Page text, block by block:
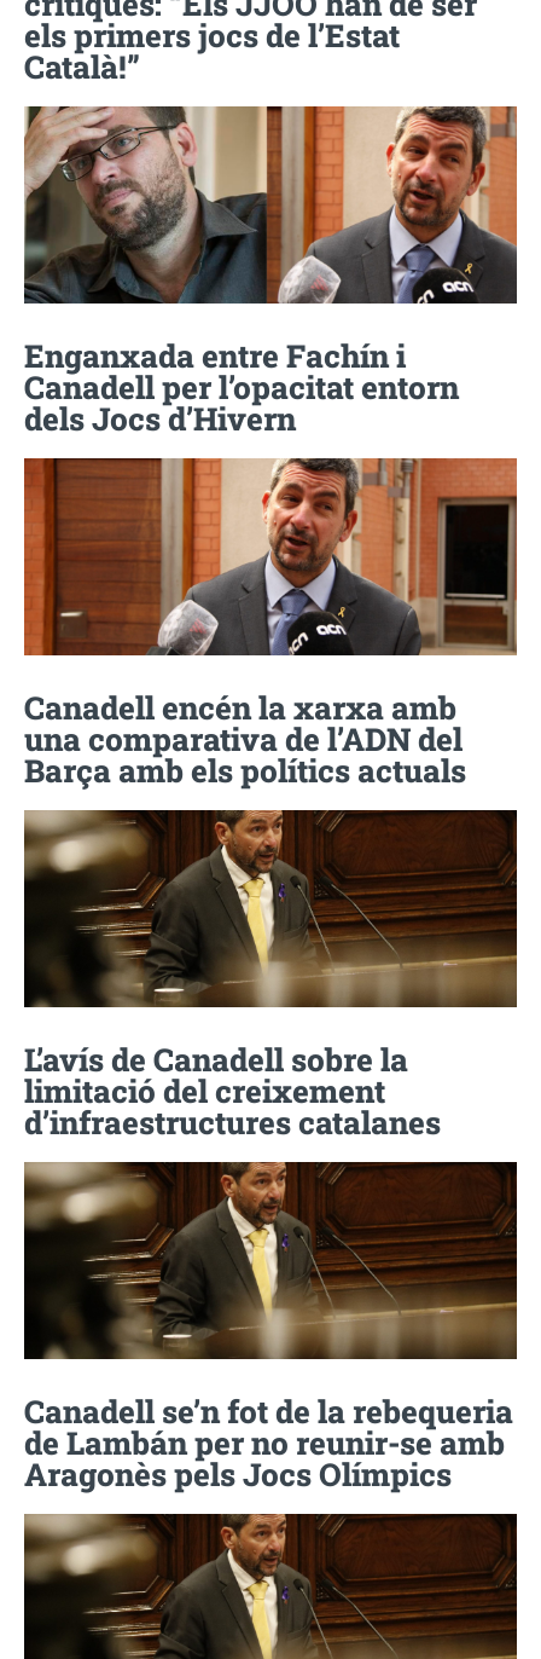
els primers jocs de l’Estat
Català!”
Enganxada entre Fachín i
Canadell per l’opacitat entorn
dels Jocs d’Hivern
Canadell encén la xarxa amb
una comparativa de l’ADN del
Barça amb els polítics actuals
L’avís de Canadell sobre la
limitació del creixement
d’infraestructures catalanes
Canadell se’n fot de la rebequeria
de Lambán per no reunir-se amb
Aragonès pels Jocs Olímpics